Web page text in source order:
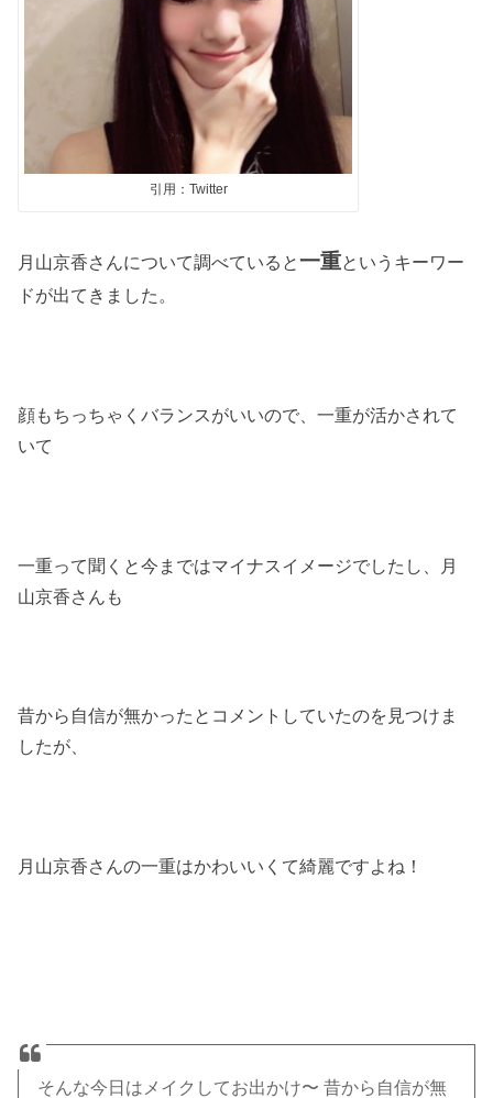
引用：Twitter
月山京香さんについて調べていると一重というキーワー
ドが出てきました。
顔もちっちゃくバランスがいいので、一重が活かされて
いて
一重って聞くと今まではマイナスイメージでしたし、月
山京香さんも
昔から自信が無かったとコメントしていたのを見つけま
したが、
月山京香さんの一重はかわいいくて綺麗ですよね！
そんな今日はメイクしてお出かけ〜 昔から自信が無